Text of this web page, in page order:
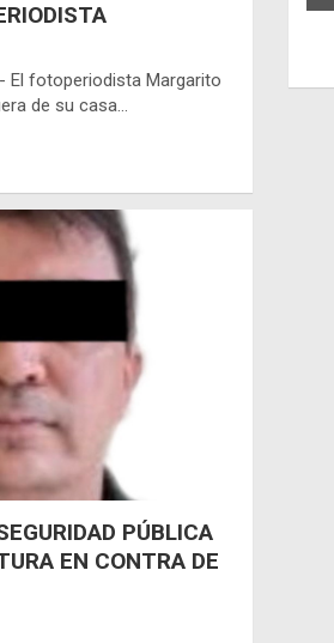
El fotoperiodista Margarito
de su casa…
PÚBLICA
EN CONTRA DE